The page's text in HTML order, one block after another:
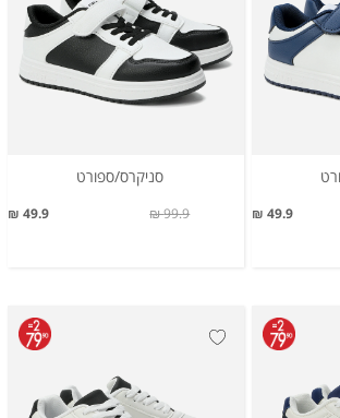
49.9 ₪
סניקרס/ספורט
49.9 ₪ 99.9 ₪